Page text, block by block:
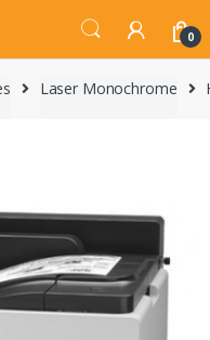
0
Laser Monochrome